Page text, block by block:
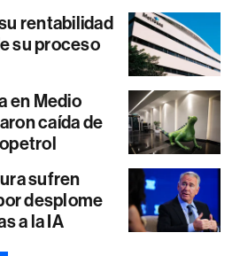
rentabilidad
su proceso
en Medio
caída de
sufren
desplome
a la IA